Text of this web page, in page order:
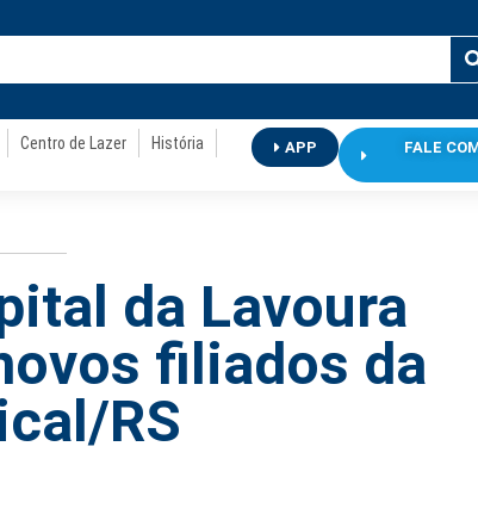
Centro de Lazer
História
APP
FALE
da Lavoura
filiados da
RS